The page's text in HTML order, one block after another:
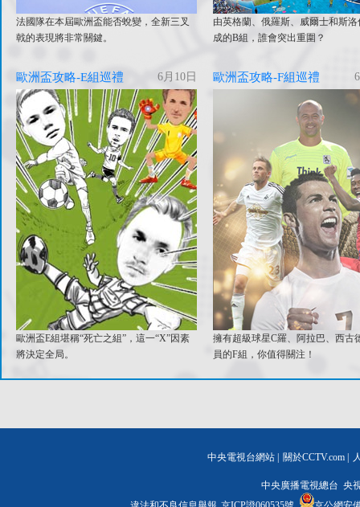
法國隊在本屆歐洲盃能否蛻變，全新三叉
戟的表現將非常關鍵。
由英格蘭、俄羅斯、威爾士和斯洛
成的B組，誰會突出重圍？
歐洲盃攻略-E組巡禮 6月10日
歐洲盃E組堪稱“死亡之組”，這一“X”因素
將決定全局。
歐洲盃攻略-F組巡禮
擁有超級球星C羅、阿拉巴、西古
員的F組，你值得關注！
中央電視台網站 關於CCTV.com
中央廣播電視總台 央